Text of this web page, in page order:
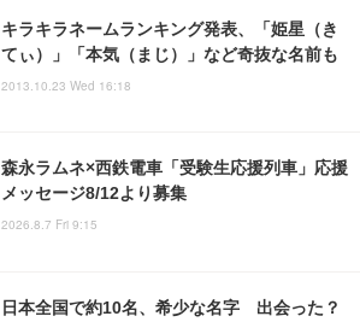
キラキラネームランキング発表、「姫星（き
てぃ）」「本気（まじ）」など奇抜な名前も
2013.10.23 Wed 16:18
森永ラムネ×西鉄電車「受験生応援列車」応援
メッセージ8/12より募集
2026.8.7 Fri 9:15
日本全国で約10名、希少な名字 出会った？